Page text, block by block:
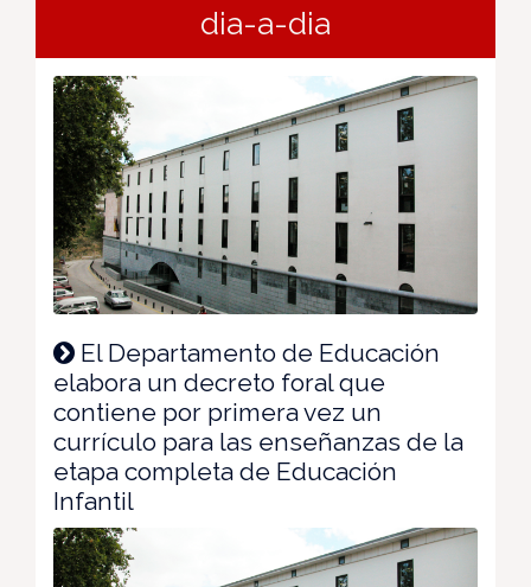
dia-a-dia
El Departamento de Educación
elabora un decreto foral que
contiene por primera vez un
currículo para las enseñanzas de la
etapa completa de Educación
Infantil